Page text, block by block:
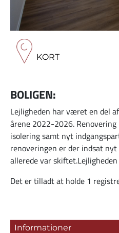
KORT
BOLIGEN:
Lejligheden har været en del
årene 2022-2026.
isolering samt nyt
renoveringen er der indsat
allerede var
Det er tilladt at holde 1
Informationer